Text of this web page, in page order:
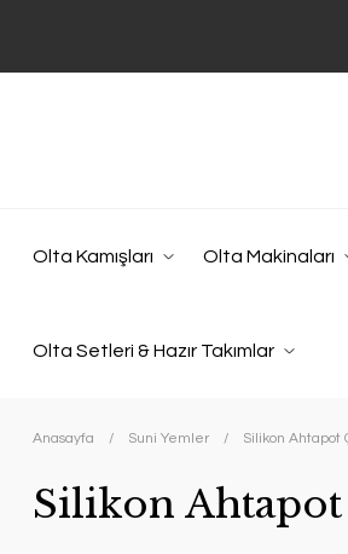
Olta Kamışları Olta Makinaları
Olta Setleri & Hazır Takımlar
Anasayfa Suni Yemler Silikon Ahtapot
Silikon